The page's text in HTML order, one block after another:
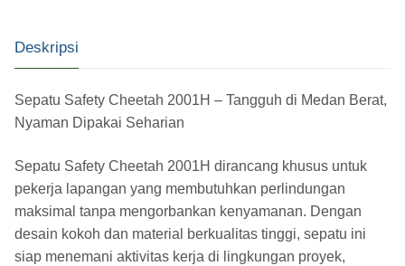
Deskripsi
Sepatu Safety Cheetah 2001H – Tangguh di Medan Berat,
Nyaman Dipakai Seharian
Sepatu Safety Cheetah 2001H dirancang khusus untuk
pekerja lapangan yang membutuhkan perlindungan
maksimal tanpa mengorbankan kenyamanan. Dengan
desain kokoh dan material berkualitas tinggi, sepatu ini
siap menemani aktivitas kerja di lingkungan proyek,